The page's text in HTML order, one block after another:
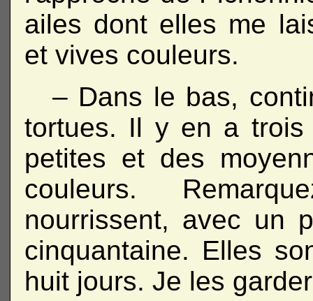
ailes dont elles me
et vives couleurs.
– Dans le bas,
tortues. Il y en a trois
petites et des
couleurs.
nourrissent, avec un
cinquantaine. Elles
huit jours. Je les